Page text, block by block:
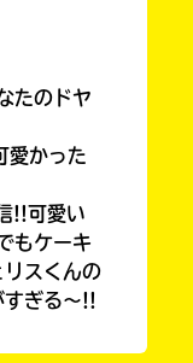
たのドヤ
愛かった
!!可愛い
もケーキ
リスくんの
ぎる〜!!